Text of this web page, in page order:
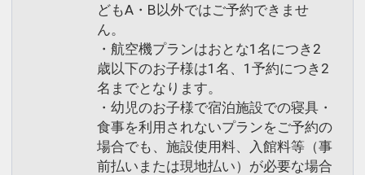
どもA・B以外ではご予約できませ
ん。
・航空機プランはおとな1名につき2
歳以下のお子様は1名、1予約につき2
名までとなります。
・幼児のお子様で宿泊施設での寝具・
食事を利用されないプランをご予約の
場合でも、施設使用料、入館料等（事
前払いまたは現地払い）が必要な場合